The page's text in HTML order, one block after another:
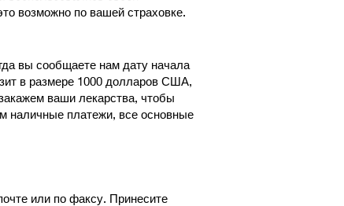
возможно по вашей страховке.
вы сообщаете нам дату начала
в размере 1000 долларов США,
ваши лекарства, чтобы
наличные платежи, все основные
или по факсу. Принесите